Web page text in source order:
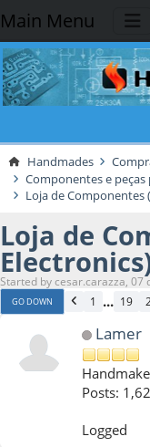
Main Menu
Handmades
Componentes e
Loja de Componentes
Loja de
Started by cesar.carazza, 07
GO DOWN 1 ... 19
Lamer
Posts:
Logged